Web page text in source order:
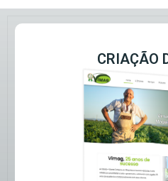
CRIAÇÃO